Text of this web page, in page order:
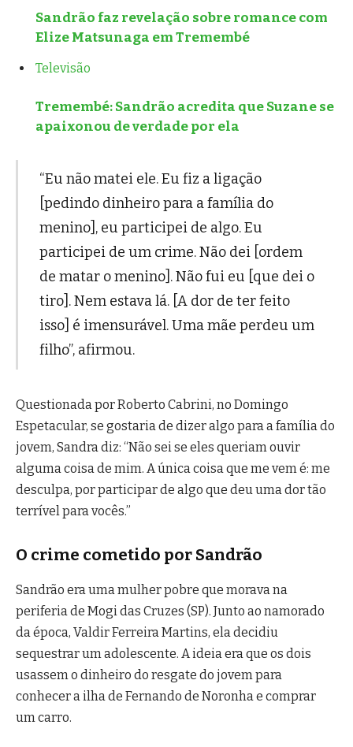
Sandrão faz revelação sobre romance com
Elize Matsunaga em Tremembé
Televisão
Tremembé: Sandrão acredita que Suzane se
apaixonou de verdade por ela
“Eu não matei ele. Eu fiz a ligação
[pedindo dinheiro para a família do
menino], eu participei de algo. Eu
participei de um crime. Não dei [ordem
de matar o menino]. Não fui eu [que dei o
tiro]. Nem estava lá. [A dor de ter feito
isso] é imensurável. Uma mãe perdeu um
filho”, afirmou.
Questionada por Roberto Cabrini, no Domingo
Espetacular, se gostaria de dizer algo para a família do
jovem, Sandra diz: “Não sei se eles queriam ouvir
alguma coisa de mim. A única coisa que me vem é: me
desculpa, por participar de algo que deu uma dor tão
terrível para vocês.”
O crime cometido por Sandrão
Sandrão era uma mulher pobre que morava na
periferia de Mogi das Cruzes (SP). Junto ao namorado
da época, Valdir Ferreira Martins, ela decidiu
sequestrar um adolescente. A ideia era que os dois
usassem o dinheiro do resgate do jovem para
conhecer a ilha de Fernando de Noronha e comprar
um carro.